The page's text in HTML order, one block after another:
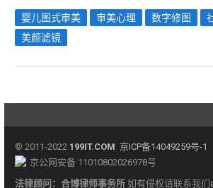
婴儿图式审美 审美心理 数字修图
美颜滤镜
© 2011-2022 199IT.COM 京ICP备14049259号-1
京公网安备 11010802026978号
法律顾问： 合博律师事务所 如有侵权请联系我们